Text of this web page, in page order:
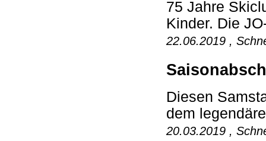
75 Jahre
Kinder. Die
22.06.2019 ,
Diesen
dem
20.03.2019 ,